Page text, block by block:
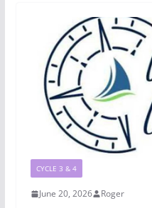
CYCLE 3 & 4
June 20, 2026 Roger